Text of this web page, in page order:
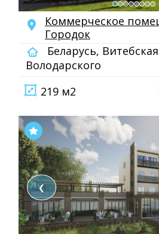
Коммерческое
Городок
Беларусь,
Володарского
219 м2
❮